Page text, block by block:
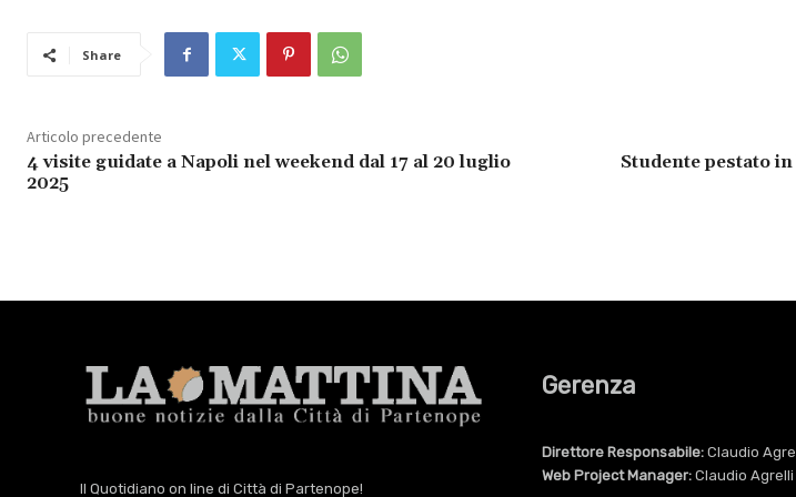
Share
Articolo precedente
4 visite guidate a Napoli nel weekend dal 17 al 20 luglio
2025
Studente pestato
Il Quotidiano on line di Città di Partenope!
Gerenza
Direttore Responsabile: Claudio
Web Project Manager: Claudio Agrelli